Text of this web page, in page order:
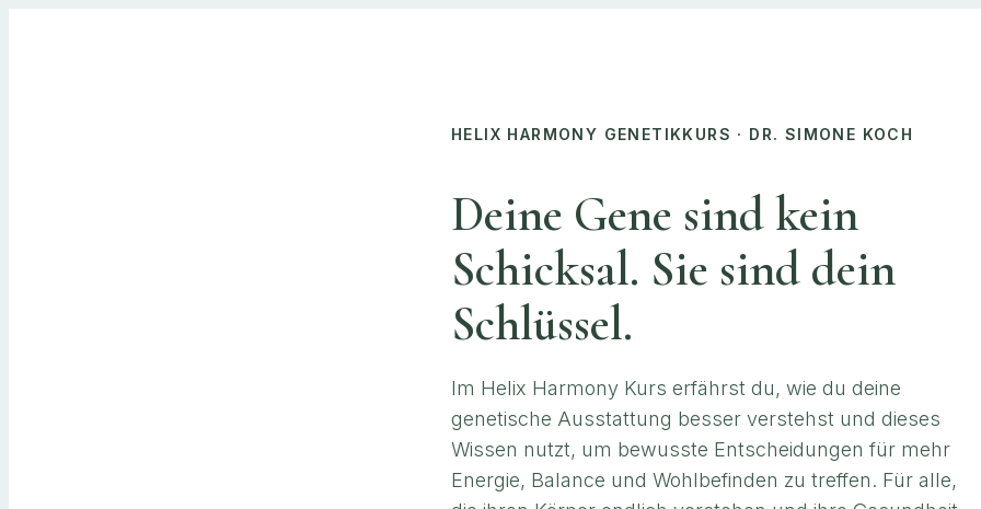
HELIX HARMONY GENETIKKURS · DR. SIMONE KOCH
Deine Gene sind kein
Schicksal. Sie sind dein
Schlüssel.
Im Helix Harmony Kurs erfährst du, wie du deine
genetische Ausstattung besser verstehst und dieses
Wissen nutzt, um bewusste Entscheidungen für mehr
Energie, Balance und Wohlbefinden zu treffen. Für alle,